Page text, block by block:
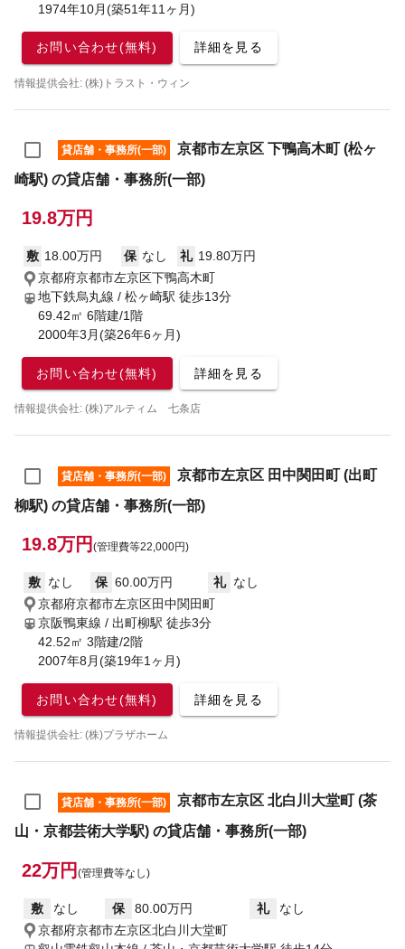
1974年10月(築51年11ヶ月)
お問い合わせ(無料) 詳細を見る
情報提供会社: (株)トラスト・ウィン
貸店舗・事務所(一部)
京都市左京区 下鴨高木町 (松ヶ
崎駅) の貸店舗・事務所(一部)
19.8万円
敷 18.00万円 保 なし 礼 19.80万円
京都府京都市左京区下鴨高木町
地下鉄烏丸線 / 松ヶ崎駅 徒歩13分
69.42㎡ 6階建/1階
2000年3月(築26年6ヶ月)
お問い合わせ(無料) 詳細を見る
情報提供会社: (株)アルティム 七条店
貸店舗・事務所(一部)
京都市左京区 田中関田町 (出町
柳駅) の貸店舗・事務所(一部)
19.8万円 (管理費等22,000円)
敷 なし 保 60.00万円 礼 なし
京都府京都市左京区田中関田町
京阪鴨東線 / 出町柳駅 徒歩3分
42.52㎡ 3階建/2階
2007年8月(築19年1ヶ月)
お問い合わせ(無料) 詳細を見る
情報提供会社: (株)プラザホーム
貸店舗・事務所(一部)
京都市左京区 北白川大堂町 (茶
山・京都芸術大学駅) の貸店舗・事務所(一部)
22万円 (管理費等なし)
敷 なし 保 80.00万円 礼
なし
京都府京都市左京区北白川大堂町